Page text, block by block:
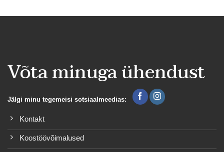
Võta minuga ühendust
Jälgi minu tegemeisi sotsiaalmeedias:
Kontakt
Koostöövõimalused